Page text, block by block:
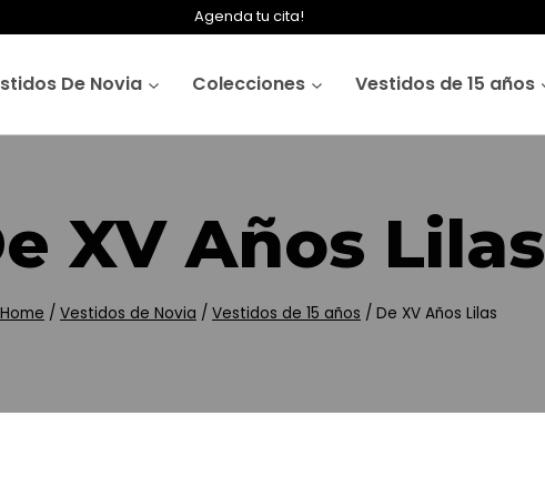
Agenda tu cita!
De Novia Colecciones Vestidos de 15 años
XV Años Lilas
Home / Vestidos de Novia / Vestidos de 15 años / De XV Años Lilas